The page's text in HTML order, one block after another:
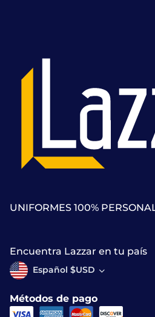
UNIFORMES 100%
Encuentra Lazzar en tu país
Español $USD
Métodos de pago